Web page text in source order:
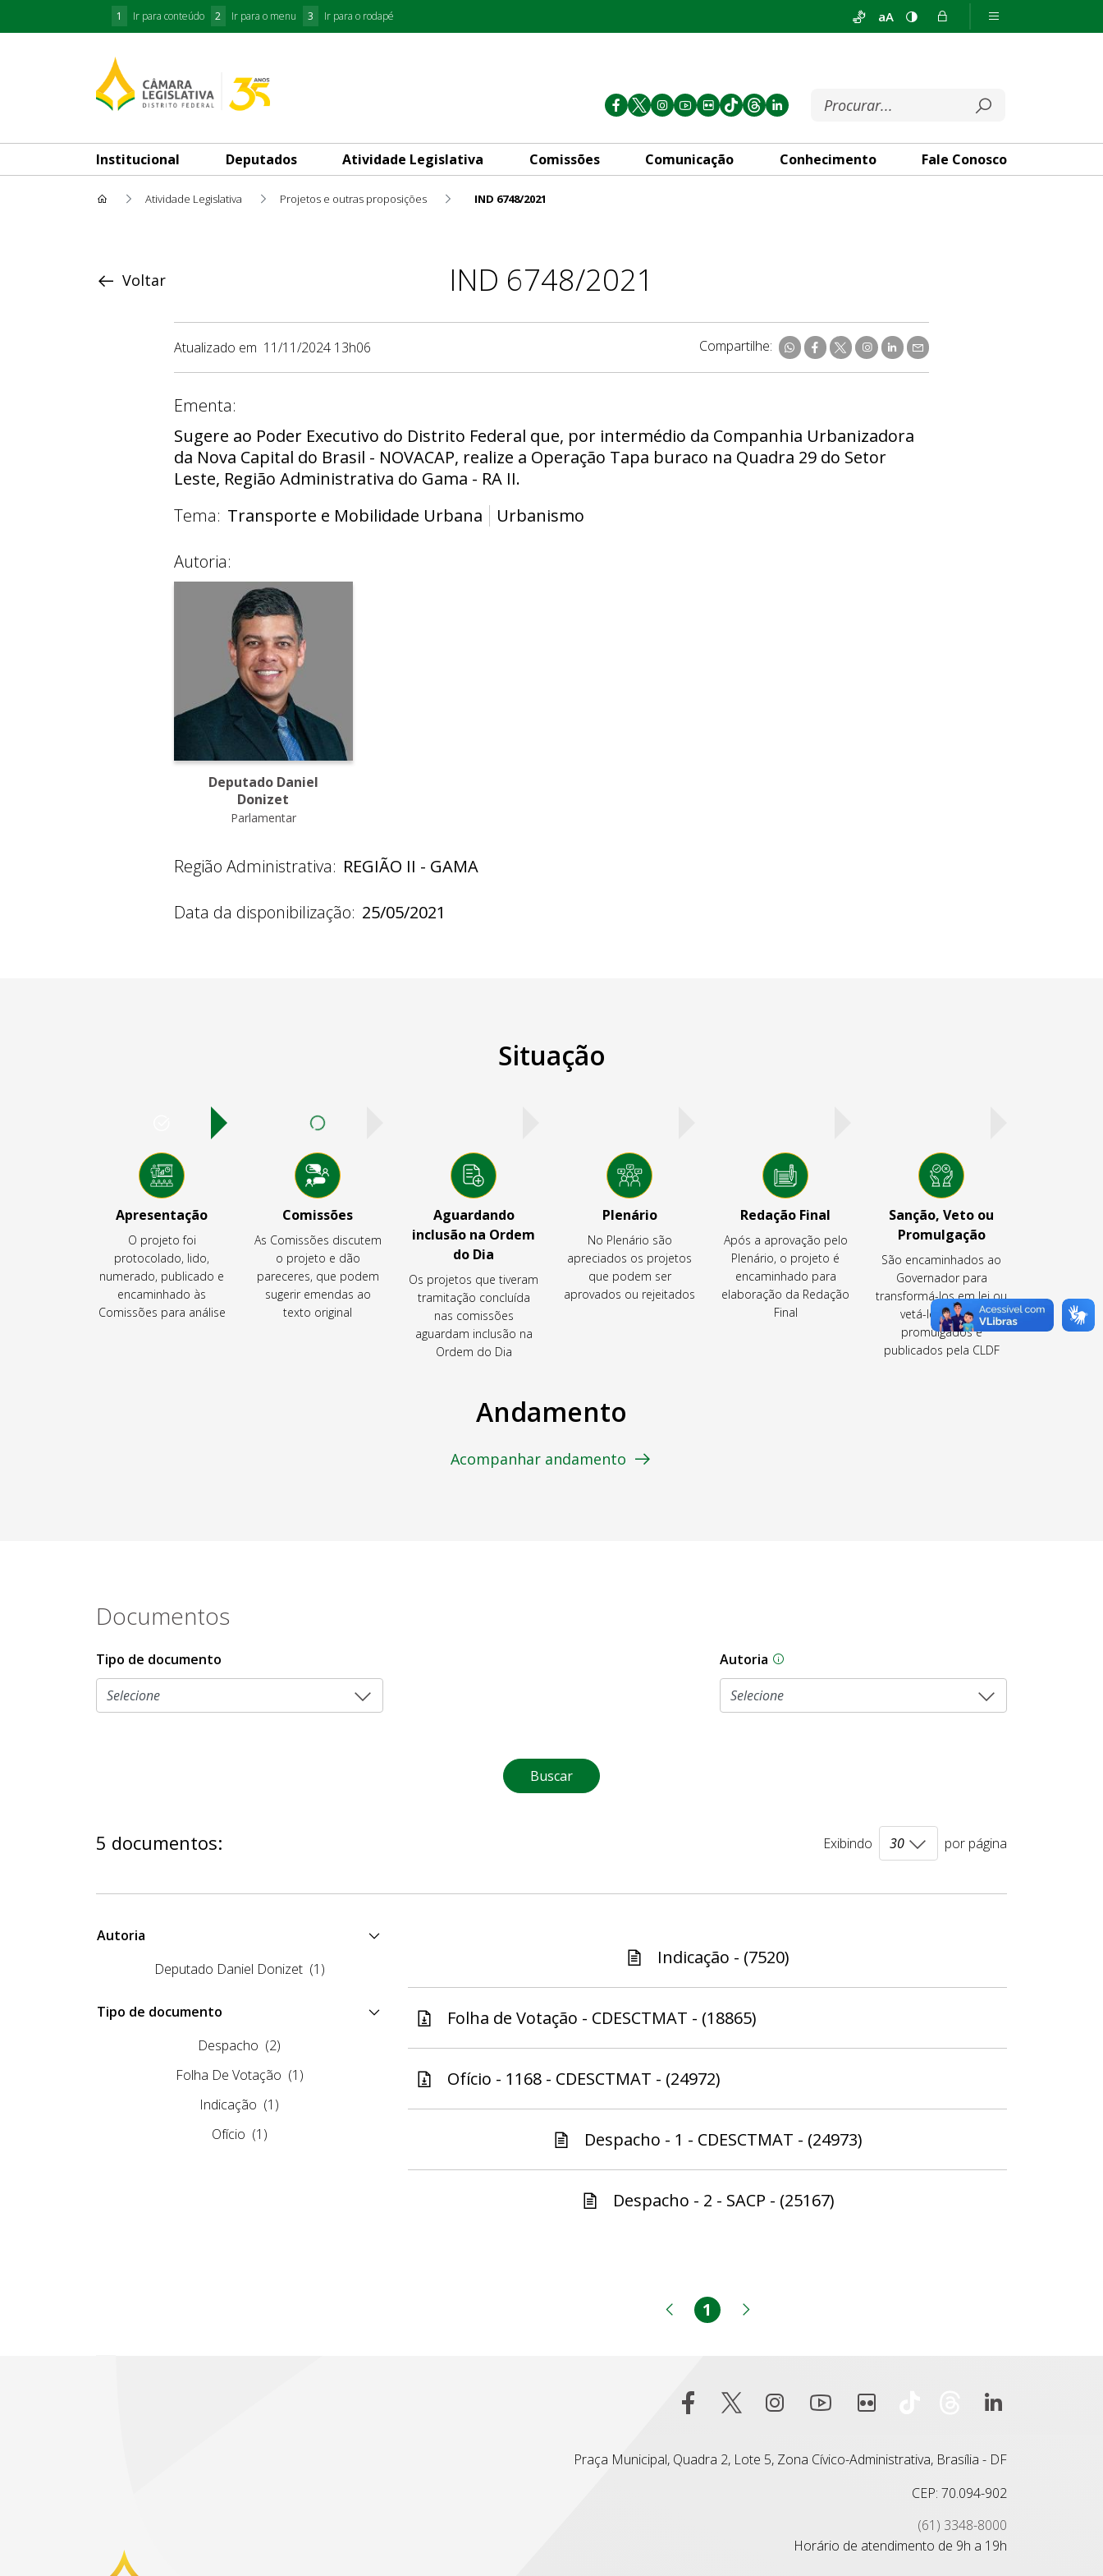
1 Ir para conteúdo 2 Ir para o menu 3 Ir para o rodapé aA
Institucional Deputados Atividade Legislativa Comissões Comunicação Conhecimento Fale Conosco
Atividade Legislativa Projetos e outras proposições IND 6748/2021
IND 6748/2021
Voltar
Atualizado em 11/11/2024 13h06 Compartilhe:
Ementa:
Sugere ao Poder Executivo do Distrito Federal que, por intermédio da Companhia Urbanizadora
da Nova Capital do Brasil - NOVACAP, realize a Operação Tapa buraco na Quadra 29 do Setor
Leste, Região Administrativa do Gama - RA II.
Tema: Transporte e Mobilidade Urbana Urbanismo
Autoria:
Deputado Daniel
Donizet
Parlamentar
Região Administrativa: REGIÃO II - GAMA
Data da disponibilização: 25/05/2021
Situação
Apresentação
O projeto foi
protocolado, lido,
numerado, publicado e
encaminhado às
Comissões para análise
Comissões
As Comissões discutem
o projeto e dão
pareceres, que podem
sugerir emendas ao
texto original
Aguardando
inclusão na Ordem
do Dia
Os projetos que tiveram
tramitação concluída
nas comissões
aguardam inclusão na
Ordem do Dia
Plenário
No Plenário são
apreciados os projetos
que podem ser
aprovados ou rejeitados
Redação Final
Após a aprovação pelo
Plenário, o projeto é
encaminhado para
elaboração da Redação
Final
Sanção, Veto ou
Promulgação
São encaminhados ao
Governador para
transformá-los em lei ou
vetá-los ou são
promulgados e
publicados pela CLDF
Andamento
Acompanhar andamento
Documentos
Tipo de documento Autoria As proposições legislativas na CLDF podem ser
Buscar
5 documentos: Exibindo por página
Autoria
Deputado Daniel Donizet (1)
Tipo de documento
Despacho (2)
Folha De Votação (1)
Indicação (1)
Ofício (1)
Indicação - (7520)
Folha de Votação - CDESCTMAT - (18865)
Ofício - 1168 - CDESCTMAT - (24972)
Despacho - 1 - CDESCTMAT - (24973)
Despacho - 2 - SACP - (25167)
Página anterior
Página
1
Praça Municipal, Quadra 2, Lote 5, Zona Cívico-Administrativa, Brasília - DF
CEP: 70.094-902
(61) 3348-8000
Horário de atendimento de 9h a 19h